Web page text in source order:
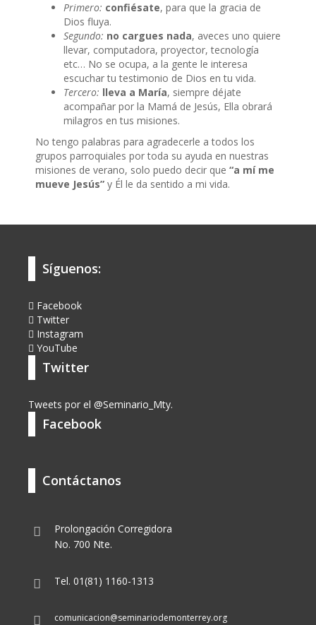
Primero: confiésate, para que la gracia de
Dios fluya.
Segundo: no cargues nada, aveces uno quiere
llevar, computadora, proyector, tecnología
etc… No se ocupa, a la gente le interesa
escuchar tu testimonio de Dios en tu vida.
Tercero: lleva a María, siempre déjate
acompañar por la Mamá de Jesús, Ella obrará
milagros en tus misiones.
No tengo palabras para agradecerle a todos los
grupos parroquiales por toda su ayuda en nuestras
misiones de verano, solo puedo decir que “a mí me
mueve Jesús” y Él le da sentido a mi vida.
Síguenos:
Facebook
Twitter
Instagram
YouTube
Twitter
Tweets por el @Seminario_Mty.
Facebook
Contáctanos
Prolongación Corregidora
No. 700 Nte.
Tel. 01(81) 1160-1313
comunicacion@seminariodemonterrey.org